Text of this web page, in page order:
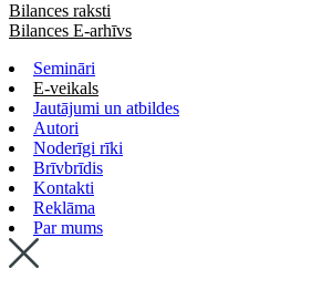
Bilances raksti
Bilances E-arhīvs
Semināri
E-veikals
Jautājumi un atbildes
Autori
Noderīgi rīki
Brīvbrīdis
Kontakti
Reklāma
Par mums